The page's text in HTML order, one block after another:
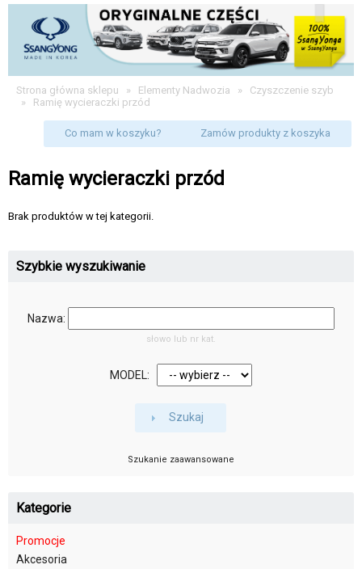
Strona główna sklepu » Elementy Nadwozia » Czyszczenie szyb
» Ramię wycieraczki przód
Co mam w koszyku? Zamów produkty z koszyka
Ramię wycieraczki przód
Brak produktów w tej kategorii.
Szybkie wyszukiwanie
Nazwa:
słowo lub nr kat.
MODEL:
Szukaj
Szukanie zaawansowane
Kategorie
Promocje
Akcesoria